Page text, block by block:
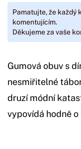
Pamatujte, že každý
komentujícím.
Děkujeme za vaše
Gumová obuv s
nesmiřitelné
druzí módní
vypovídá hodně